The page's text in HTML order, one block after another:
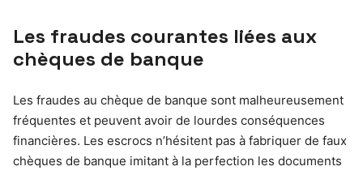
Les fraudes courantes liées aux
chèques de banque
Les fraudes au chèque de banque sont malheureusement
fréquentes et peuvent avoir de lourdes conséquences
financières. Les escrocs n’hésitent pas à fabriquer de faux
chèques de banque imitant à la perfection les documents